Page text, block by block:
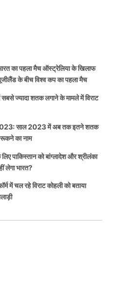
का पहला मैच ऑस्ट्रेलिया के खिलाफ
के बीच विश्व कप का पहला मैच
ज्यादा शतक लगाने के मामले में विराट
साल 2023 में अब तक इतने शतक
का नाम
पाकिस्तान को बांग्लादेश और श्रीलंका
लेगा भारत?
चल रहे विराट कोहली को बताया